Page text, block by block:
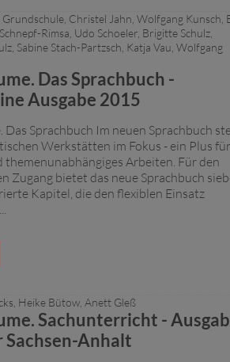
Christel Jahn, Wolfgang Kunsch,
Rimsa, Udo Schoeler, Brigitte Schulz,
Sabine Stach-Partzsch, Katja Vau, Wolfgang
Das Sprachbuch -
Ausgabe 2015
Das Sprachbuch Im neuen Sprachbuch
Werkstätten im Fokus - ein Plus für
themenunabhängiges Arbeiten. Für den
Zugang bietet das neue Sprachbuch
Kapitel, die den flexiblen Einsatz
Heike Bütow, Anett Gleß
Sachunterricht -
Sachsen-Anhalt